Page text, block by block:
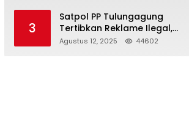
3
Satpol PP Tulungagung
Tertibkan Reklame Ilegal,
Wujudkan Kota yang Rapi
Agustus 12, 2025 44602